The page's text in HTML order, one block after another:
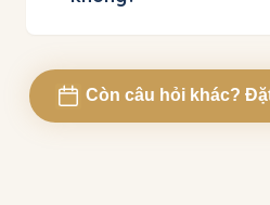
Còn câu hỏi khác?